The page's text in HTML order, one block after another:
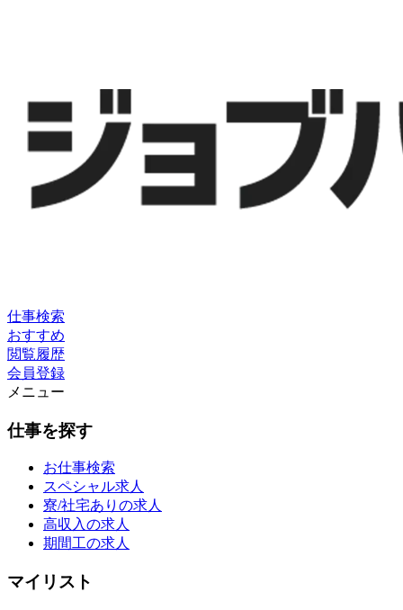
仕事検索
おすすめ
閲覧履歴
会員登録
メニュー
仕事を探す
お仕事検索
スペシャル求人
寮/社宅ありの求人
高収入の求人
期間工の求人
マイリスト